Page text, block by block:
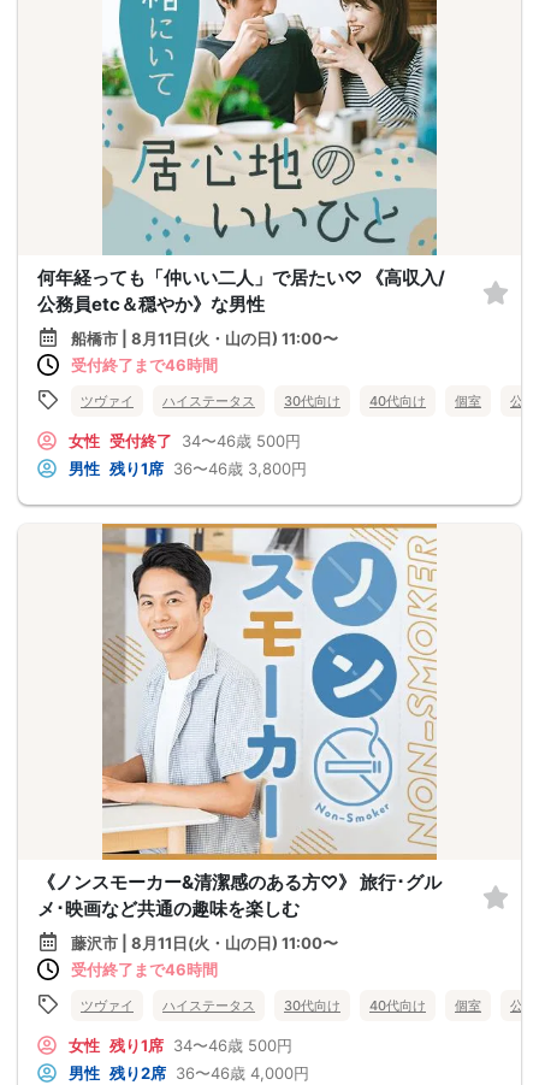
何年経っても「仲いい二人」で居たい♡ 《高収入/
公務員etc＆穏やか》な男性
船橋市 | 8月11日(火・山の日) 11:00〜
受付終了まで46時間
ツヴァイ ハイステータス 30代向け 40代向け 個室 公
女性 受付終了 34〜46歳 500円
男性 残り1席 36〜46歳 3,800円
《ノンスモーカー&清潔感のある方♡》 旅行･グル
メ･映画など共通の趣味を楽しむ
藤沢市 | 8月11日(火・山の日) 11:00〜
受付終了まで46時間
ツヴァイ ハイステータス 30代向け 40代向け 個室 公
女性 残り1席 34〜46歳 500円
男性 残り2席 36〜46歳 4,000円